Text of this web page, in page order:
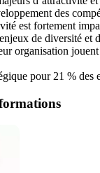
des
est fortement
de diversité et
organisation
pour 21 %